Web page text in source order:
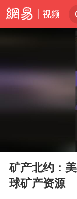
视频
Play
矿产北约：
球矿产资源